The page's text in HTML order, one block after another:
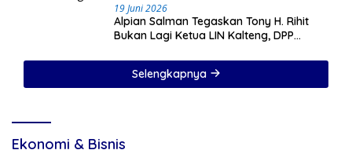
19 Juni 2026
Alpian Salman Tegaskan Tony H. Rihit
Bukan Lagi Ketua LIN Kalteng, DPP
Selengkapnya
Ekonomi & Bisnis